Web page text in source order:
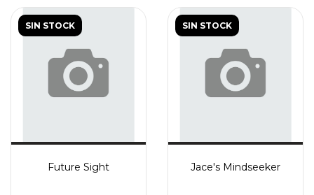
SIN STOCK
Future Sight
SIN STOCK
Jace's Mindseeker